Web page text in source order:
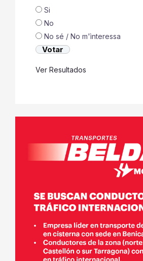
Si
No
No sé / No m'ìnteressa
Ver Resultados